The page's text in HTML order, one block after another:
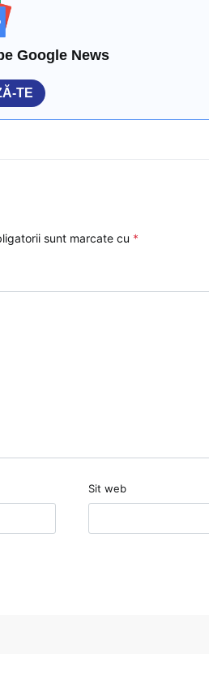
Google News
TE
sunt marcate cu *
Sit web